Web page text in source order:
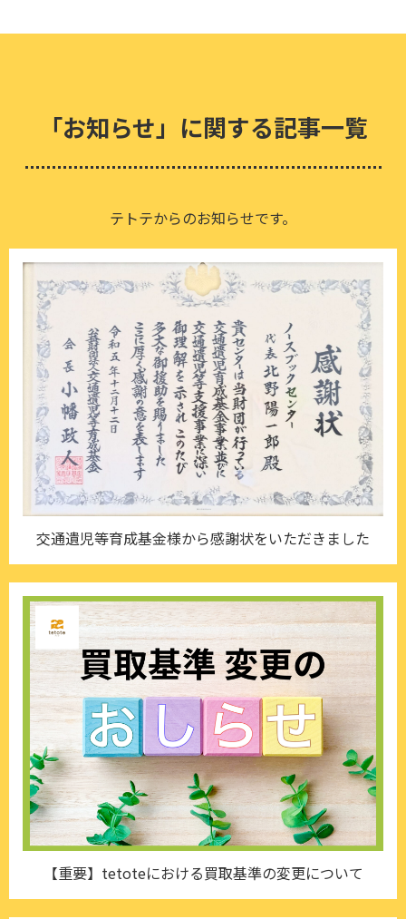
「お知らせ」に関する記事一覧
テトテからのお知らせです。
交通遺児等育成基金様から感謝状をいただきました
【重要】tetoteにおける買取基準の変更について